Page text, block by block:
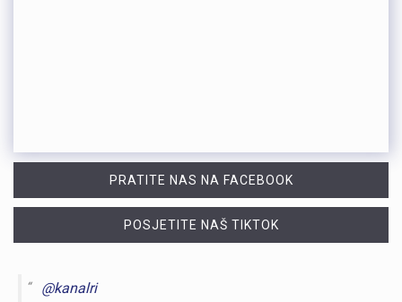
PRATITE NAS NA FACEBOOK
POSJETITE NAŠ TIKTOK
@kanalri